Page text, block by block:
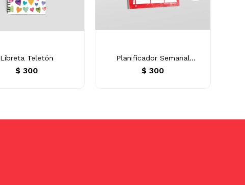
Libreta Teletón
$ 300
Planificador Semanal
Acuarelas
$ 300